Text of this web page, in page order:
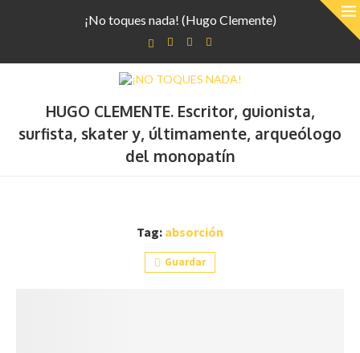
¡No toques nada! (Hugo Clemente)
HUGO CLEMENTE. Escritor, guionista,
surfista, skater y, últimamente, arqueólogo
del monopatín
Tag: absorción
Guardar